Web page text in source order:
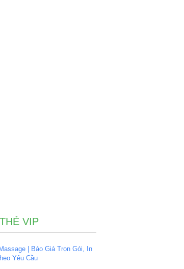
VIP